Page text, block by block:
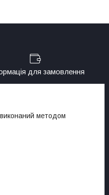
для замовлення
методом